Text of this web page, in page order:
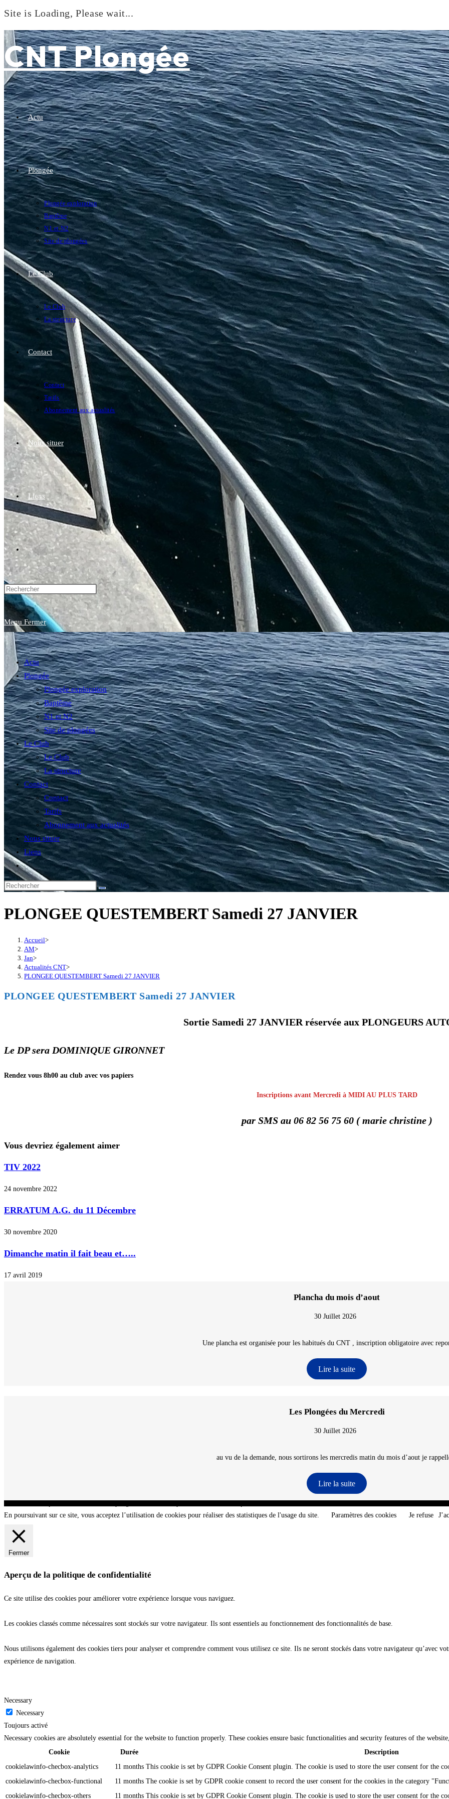
Site is Loading, Please wait...
to
content
CNT Plongée
Actu
Plongée
Plongée exploration
Baptême
N1 et N2
Site de plongées
Le Club
Le Club
La structure
Contact
Contact
Tarifs
Abonnement aux actualités
Nous situer
Liens
Toggle
website
search
Menu Fermer
Actu
Plongée
Plongée exploration
Baptême
N1 et N2
Site de plongées
Le Club
Le Club
La structure
Contact
Contact
Tarifs
Abonnement aux actualités
Nous situer
Liens
Toggle
website
search
PLONGEE QUESTEMBERT Samedi 27 JANVIER
Accueil>
AM>
Jan>
Actualités CNT>
PLONGEE QUESTEMBERT Samedi 27 JANVIER
PLONGEE QUESTEMBERT Samedi 27 JANVIER
Sortie Samedi 27 JANVIER réservée aux PLONGEURS
Le DP sera DOMINIQUE GIRONNET
Rendez vous 8h00 au club avec vos papiers
Inscriptions avant Mercredi à MIDI AU PLUS TARD
par SMS au 06 82 56 75 60 ( marie christine )
Vous devriez également aimer
TIV 2022
24 novembre 2022
ERRATUM A.G. du 11 Décembre
30 novembre 2020
Dimanche matin il fait beau et…..
17 avril 2019
Plancha du mois d’aout
30 Juillet 2026
Une plancha est organisée pour les habitués du CNT , inscription obligatoire avec
Lire la suite
Les Plongées du Mercredi
30 Juillet 2026
au vu de la demande, nous sortirons les mercredis matin du mois d’aout je
Lire la suite
En poursuivant sur ce site, vous acceptez l’utilisation de cookies pour réaliser des statistiques de l'usage du site. Paramètres des cookies Je refuse
Fermer
Aperçu de la politique de confidentialité
Ce site utilise des cookies pour améliorer votre expérience lorsque vous naviguez.
Les cookies classés comme nécessaires sont stockés sur votre navigateur. Ils sont essentiels au fonctionnement des fonctionnalités de base.
Nous utilisons également des cookies tiers pour analyser et comprendre comment vous utilisez ce site. Ils ne seront stockés dans votre navigateur qu’avec
expérience de navigation.
Necessary
Necessary
Toujours activé
Necessary cookies are absolutely essential for the website to function properly. These cookies ensure basic functionalities and security features of the
Cookie
Durée
Description
cookielawinfo-checbox-analytics
11 months This cookie is set by GDPR Cookie Consent plugin. The cookie is used to store the user consent for the
cookielawinfo-checbox-functional
11 months The cookie is set by GDPR cookie consent to record the user consent for the cookies in the category
cookielawinfo-checbox-others
11 months This cookie is set by GDPR Cookie Consent plugin. The cookie is used to store the user consent for the